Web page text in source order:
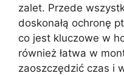
zalet. Przede
doskonałą ochronę
co jest kluczowe w
również łatwa w
zaoszczędzić czas i